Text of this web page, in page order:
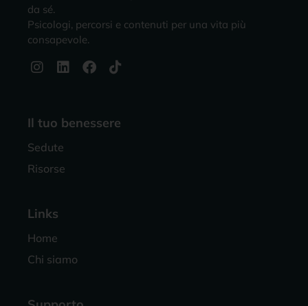
da sé.
Psicologi, percorsi e contenuti per una vita più
consapevole.
Il tuo benessere
Sedute
Risorse
Links
Home
Chi siamo